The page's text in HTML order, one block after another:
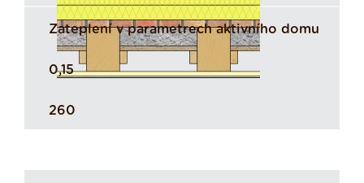
Zateplení v parametrech aktivního domu
0,15
260